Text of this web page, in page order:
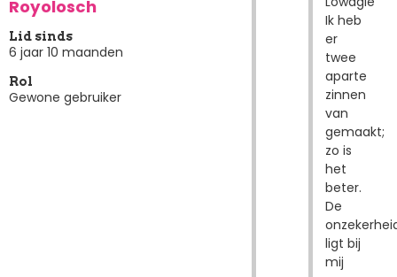
Royolosch
Lid sinds
6 jaar 10 maanden
Rol
Gewone gebruiker
Ik heb
er
twee
aparte
zinnen
van
gemaakt;
zo is
het
beter.
De
ligt bij
mij